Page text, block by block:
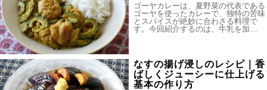
ゴーヤカレーは、夏野菜の代表である
ゴーヤを使ったカレーで、独特の苦味
とスパイスが絶妙に合わさる料理で
す。今回紹介するのは、牛乳を加…
なすの揚げ浸しのレシピ｜香
ばしくジューシーに仕上げる
基本の作り方